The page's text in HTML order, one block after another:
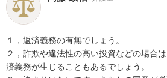
１，返済義務の有無でしょう。
２，詐欺や違法性の高い投資などの場合
済義務が生じることもあるでしょう。